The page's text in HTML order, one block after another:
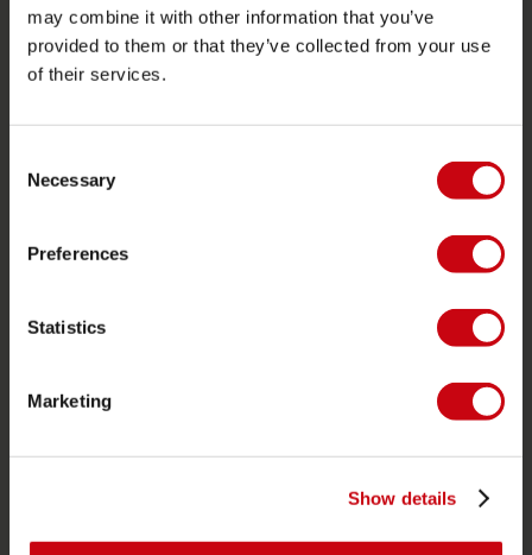
may combine it with other information that you’ve
provided to them or that they’ve collected from your use
of their services.
Selection
Necessary
Preferences
Statistics
Marketing
Show details
Retourneren
Levering
Garantie en reparaties
JOBE SPORTS
PRODUCT CATEGORIEËN
Funtubes